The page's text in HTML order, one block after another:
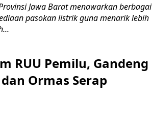
Provinsi Jawa Barat menawarkan berbagai
pasokan listrik guna menarik lebih
RUU Pemilu, Gandeng
Ormas Serap